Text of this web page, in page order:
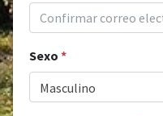
Sexo *
Masculino